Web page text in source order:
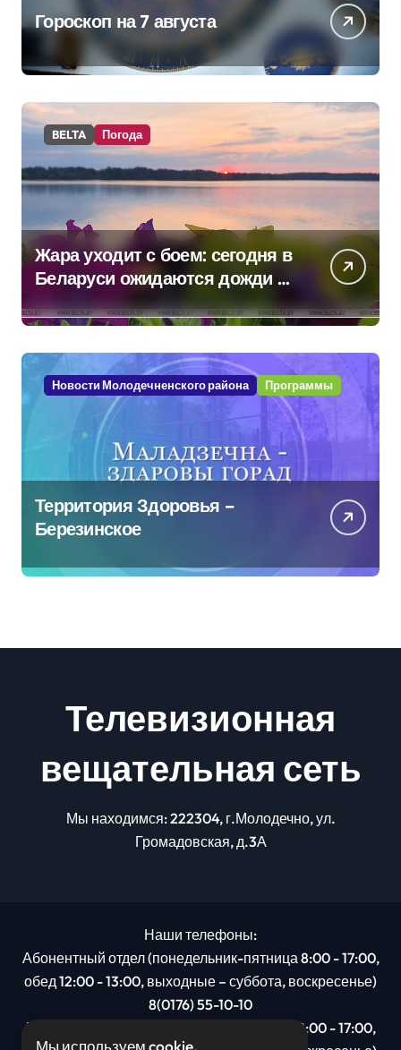
Гороскоп на 7 августа
BELTA Погода
Жара уходит с боем: сегодня в
Беларуси ожидаются дожди и
грозы
Новости Молодечненского района Программы
Территория Здоровья –
Березинское
Телевизионная
вещательная сеть
Мы находимся: 222304, г.Молодечно, ул.
Громадовская, д.3А
Наши телефоны:
Абонентный отдел (понедельник-пятница 8:00 - 17:00,
обед 12:00 - 13:00, выходные – суббота, воскресенье)
8(0176) 55-10-10
Рекламный отдел (понедельник-пятница 8:00 - 17:00,
Мы используем cookie.